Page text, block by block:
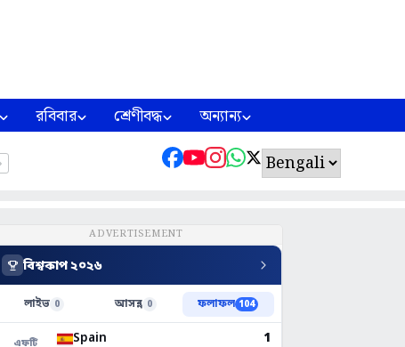
রবিবার শ্রেণীবদ্ধ অন্যান্য
ADVERTISEMENT